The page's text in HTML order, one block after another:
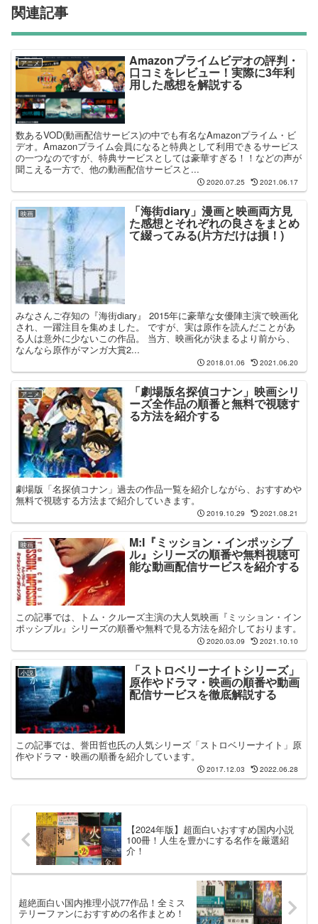
関連記事
アニメ Amazonプライムビデオの評判・
口コミをレビュー！実際に3年利
用した感想を解説する
数あるVOD(動画配信サービス)の中でも有名なAmazonプライム・ビ
デオ。Amazonプライム会員になると特典として利用できるサービス
の一つなのですが、特典サービスとしては豪華すぎる！！などの声が
聞こえる一方で、他の動画配信サービスと...
2020.07.25 2021.06.17
映画 「海街diary」漫画と映画両方見
た感想とそれぞれの良さをまとめ
て綴ってみる(片方だけは損！)
みなさんご存知の『海街diary』 2015年に豪華な女優陣主演で映画化
され、一躍注目を集めました。 ですが、実は原作を読んだことがあ
る人は意外に少ないこの作品。 当方、映画化が決まるより前から、
なんなら原作がマンガ大賞2...
2018.01.06 2021.06.20
アニメ 「劇場版名探偵コナン」映画シリ
ーズ全作品の順番と無料で視聴す
る方法を紹介する
劇場版「名探偵コナン」過去の作品一覧を紹介しながら、おすすめや
無料で視聴する方法まで紹介していきます。
2019.10.29 2021.08.21
映画 M:I『ミッション・インポッシブ
ル』シリーズの順番や無料視聴可
能な動画配信サービスを紹介する
この記事では、トム・クルーズ主演の大人気映画『ミッション・イン
ポッシブル』シリーズの順番や無料で見る方法を紹介しております。
2020.03.09 2021.10.10
小説 「ストロベリーナイトシリーズ」
原作やドラマ・映画の順番や動画
配信サービスを徹底解説する
この記事では、誉田哲也氏の人気シリーズ「ストロベリーナイト」原
作やドラマ・映画の順番を紹介しています。
2017.12.03 2022.06.28
【2024年版】超面白いおすすめ国内小説
100冊！人生を豊かにする名作を厳選紹
介！
超絶面白い国内推理小説77作品！全ミス
テリーファンにおすすめの名作まとめ！